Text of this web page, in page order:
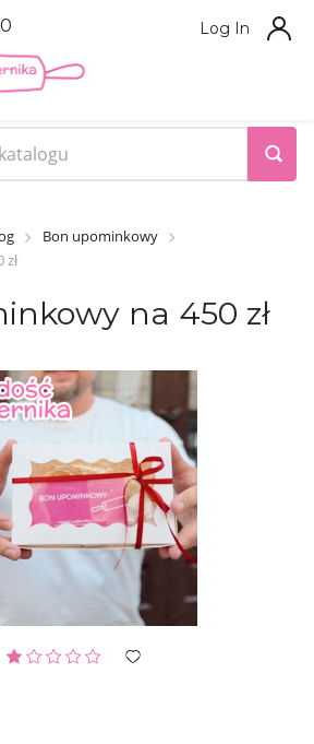
Log In
Bon upominkowy
na 450 zł